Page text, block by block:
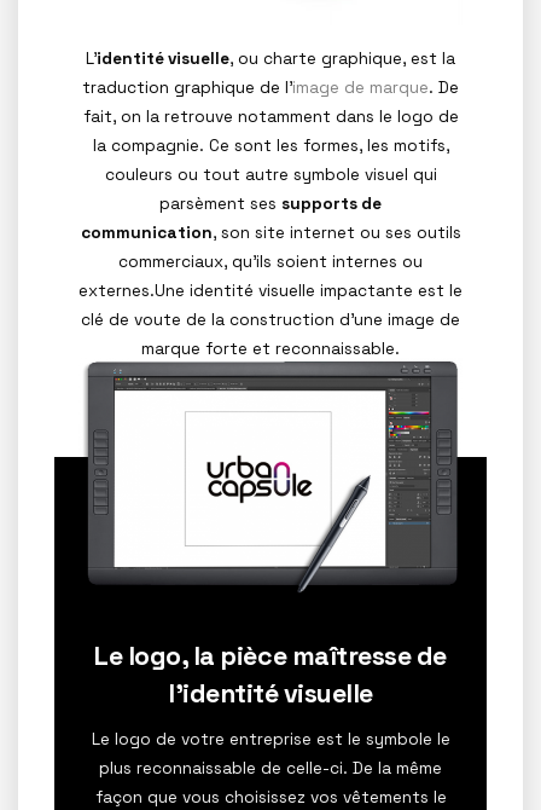
L’identité visuelle, ou charte graphique, est la
traduction graphique de l’image de marque. De
fait, on la retrouve notamment dans le logo de
la compagnie. Ce sont les formes, les motifs,
couleurs ou tout autre symbole visuel qui
parsèment ses supports de
communication, son site internet ou ses outils
commerciaux, qu’ils soient internes ou
externes.Une identité visuelle impactante est le
clé de voute de la construction d’une image de
marque forte et reconnaissable.
Le logo, la pièce maîtresse de
l’identité visuelle
Le logo de votre entreprise est le symbole le
plus reconnaissable de celle-ci. De la même
façon que vous choisissez vos vêtements le